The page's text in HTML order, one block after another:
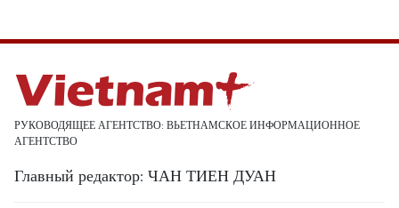
РУКОВОДЯЩЕЕ АГЕНТСТВО: ВЬЕТНАМСКОЕ ИНФОРМАЦИОННОЕ
АГЕНТСТВО
Главный редактор: ЧАН ТИЕН ДУАН